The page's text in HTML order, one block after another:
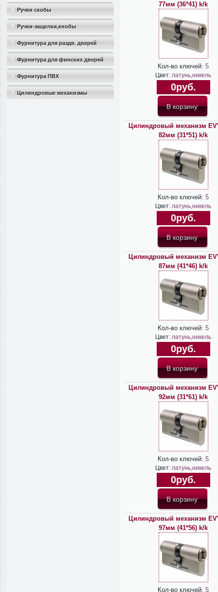
Ручки скобы
Ручки-защелки,кнобы
Фурнитура для раздв. дверей
Фурнитура для финских дверей
Фурнитура ПВХ
Цилиндровые механизмы
77мм (36*41) k/k
Кол-во ключей: 5
Цвет: латунь,никель
0руб.
Цилиндровый механизм
82мм (31*51) k/k
Кол-во ключей: 5
Цвет: латунь,никель
0руб.
Цилиндровый механизм
87мм (41*46) k/k
Кол-во ключей: 5
Цвет: латунь,никель
0руб.
Цилиндровый механизм
92мм (31*61) k/k
Кол-во ключей: 5
Цвет: латунь,никель
0руб.
Цилиндровый механизм
97мм (41*56) k/k
Кол-во ключей: 5